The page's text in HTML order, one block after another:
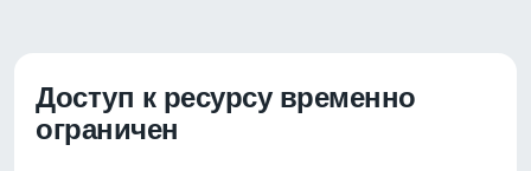
Доступ к ресурсу временно
ограничен